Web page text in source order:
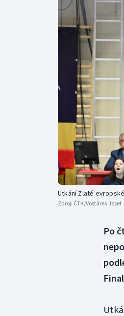
Utkání Zlaté
Zdroj: ČTK/Vostárek Josef
Po